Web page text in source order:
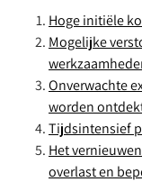
Hoge initiële
Mogelijke
Onverwachte
worden
Tijdsintensief
Het
overlast en